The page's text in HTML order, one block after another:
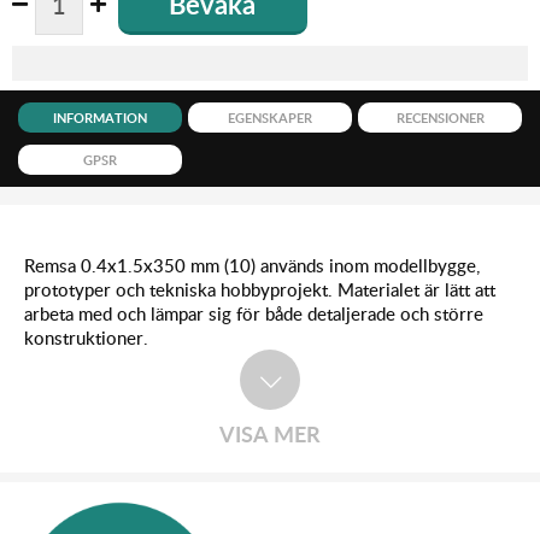
INFORMATION EGENSKAPER RECENSIONER
GPSR
Remsa 0.4x1.5x350 mm (10) används inom modellbygge,
prototyper och tekniska hobbyprojekt. Materialet är lätt att
arbeta med och lämpar sig för både detaljerade och större
konstruktioner.
VISA MER